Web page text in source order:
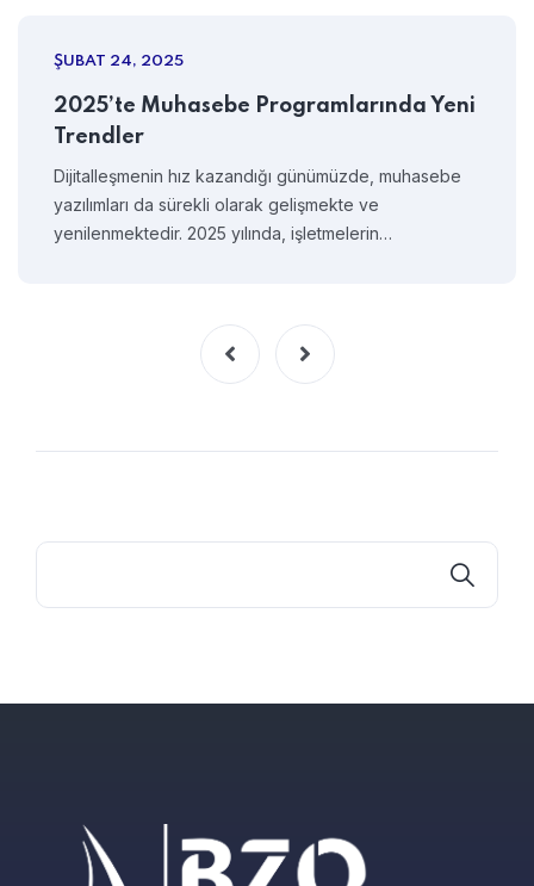
ŞUBAT 24, 2025
2025’te Muhasebe Programlarında Yeni
Trendler
Dijitalleşmenin hız kazandığı günümüzde, muhasebe
yazılımları da sürekli olarak gelişmekte ve
yenilenmektedir. 2025 yılında, işletmelerin…